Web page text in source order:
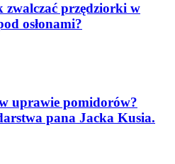
zwalczać przędziorki w
osłonami?
uprawie pomidorów?
pana Jacka Kusia.